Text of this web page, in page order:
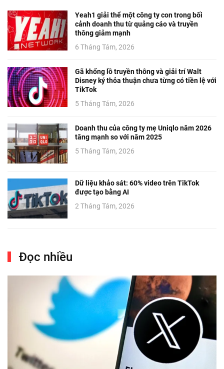
Yeah1 giải thể một công ty con trong bối
cảnh doanh thu từ quảng cáo và truyền
thông giảm mạnh
6 Tháng Tám, 2026
Gã khổng lồ truyền thông và giải trí Walt
Disney ký thỏa thuận chưa từng có tiền lệ với
TikTok
5 Tháng Tám, 2026
Doanh thu của công ty mẹ Uniqlo năm 2026
tăng mạnh so với năm 2025
5 Tháng Tám, 2026
Dữ liệu khảo sát: 60% video trên TikTok
được tạo bằng AI
2 Tháng Tám, 2026
Đọc nhiều